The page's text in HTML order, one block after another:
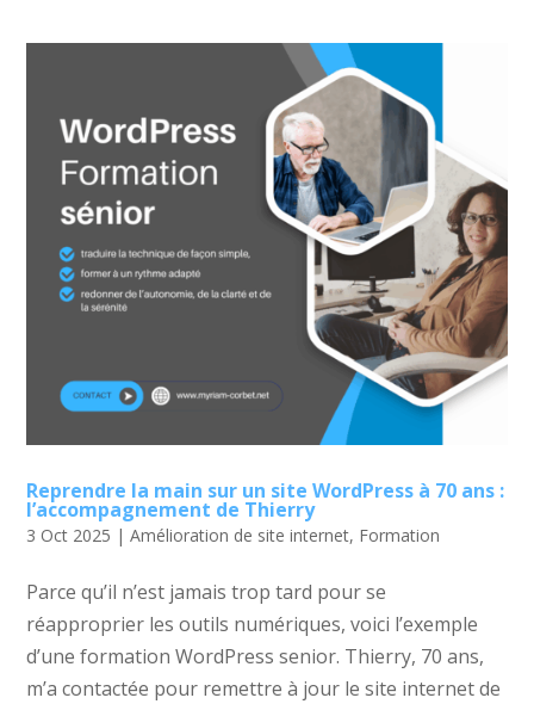
Reprendre la main sur un site WordPress à 70 ans :
l’accompagnement de Thierry
3 Oct 2025 |Amélioration de site internet, Formation
Parce qu’il n’est jamais trop tard pour se
réapproprier les outils numériques, voici l’exemple
d’une formation WordPress senior. Thierry, 70 ans,
m’a contactée pour remettre à jour le site internet de